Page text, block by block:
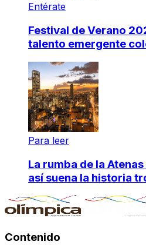
Entérate
Festival de Verano
talento emergente
Para leer
La rumba de la
así suena la historia
Contenido